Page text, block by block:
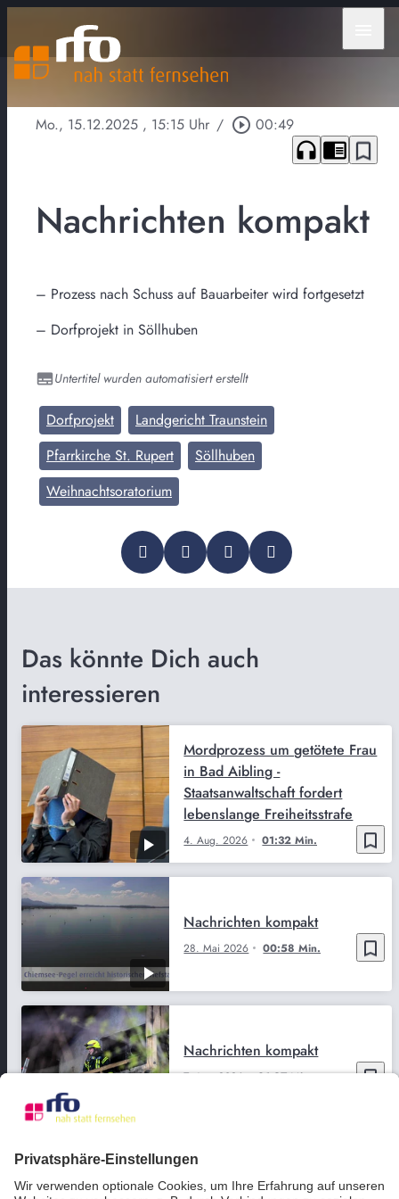
Mo., 15.12.2025 , 15:15 Uhr / play_circle_outline 00:49
headphones chrome_reader_mode bookmark_border
Nachrichten kompakt
– Prozess nach Schuss auf Bauarbeiter wird fortgesetzt
– Dorfprojekt in Söllhuben
Untertitel wurden automatisiert erstellt
Dorfprojekt
Landgericht Traunstein
Pfarrkirche St. Rupert
Söllhuben
Weihnachtsoratorium
Das könnte Dich auch
interessieren
bookmark_border
4. Aug. 2026 01:32 Min.
Mordprozess um getötete Frau
in Bad Aibling -
Staatsanwaltschaft fordert
lebenslange Freiheitsstrafe
bookmark_border
28. Mai 2026 00:58 Min.
Nachrichten kompakt
bookmark_border
7. Apr. 2026 01:27 Min.
Nachrichten kompakt
Nachrichten kompakt